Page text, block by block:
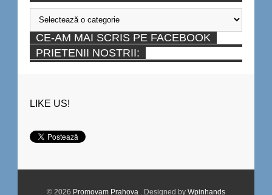
Categorii
CE-AM MAI SCRIS PE FACEBOOK
PRIETENII NOSTRII:
LIKE US!
© 2026 Promovam Prahova . Designed by Wpinhands